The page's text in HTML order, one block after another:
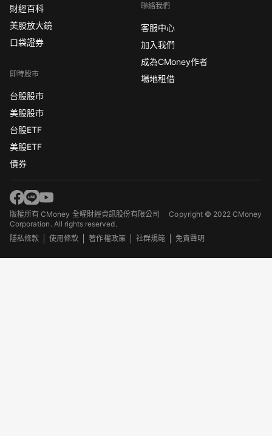
財經百科
美股放大鏡
口袋證券
即時股市
台股股市
美股股市
台股ETF
美股ETF
債券
聯絡我們
客服中心
加入我們
成為CMoney作者
場地租借
版權所有 CMoney 全曜財經資訊股份有限公司Copyright © 2022 CMoney
Corporation. All rights reserved.
隱私條款
使用條款 著作權政策 社群規範 免責聲明